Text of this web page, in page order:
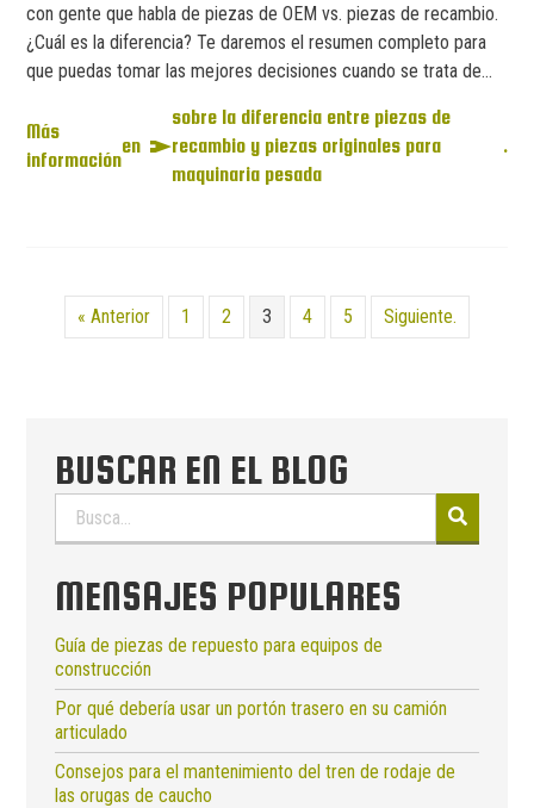
con gente que habla de piezas de OEM vs. piezas de recambio.
¿Cuál es la diferencia? Te daremos el resumen completo para
que puedas tomar las mejores decisiones cuando se trata de...
Más
información
en
sobre la diferencia entre piezas de
recambio y piezas originales para
maquinaria pesada
.
« Anterior 1 2 3 4 5 Siguiente.
BUSCAR EN EL BLOG
Buscar:
MENSAJES POPULARES
Guía de piezas de repuesto para equipos de
construcción
Por qué debería usar un portón trasero en su camión
articulado
Consejos para el mantenimiento del tren de rodaje de
las orugas de caucho